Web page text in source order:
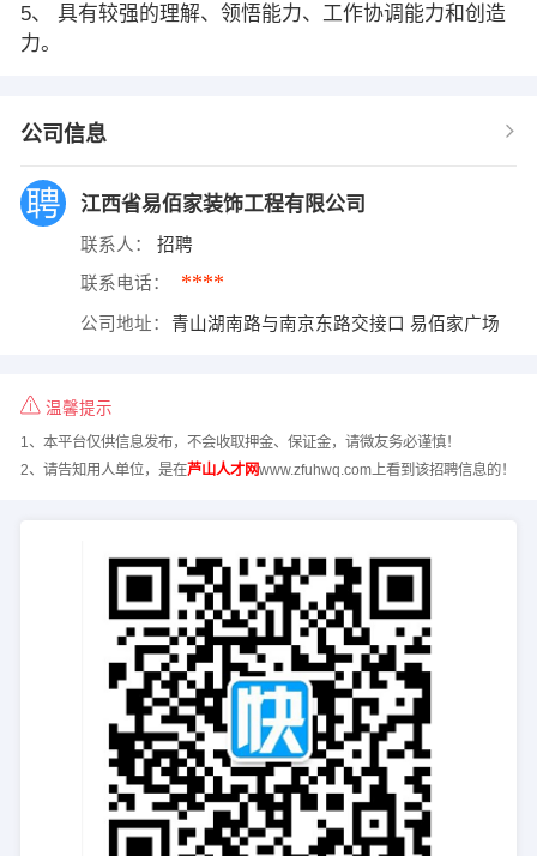
5、 具有较强的理解、领悟能力、工作协调能力和创造
力。
公司信息
江西省易佰家装饰工程有限公司
联系人： 招聘
联系电话： ****
公司地址： 青山湖南路与南京东路交接口 易佰家广场
温馨提示
1、本平台仅供信息发布，不会收取押金、保证金，请微友务必谨慎！
2、请告知用人单位，是在芦山人才网www.zfuhwq.com上看到该招聘信息的！